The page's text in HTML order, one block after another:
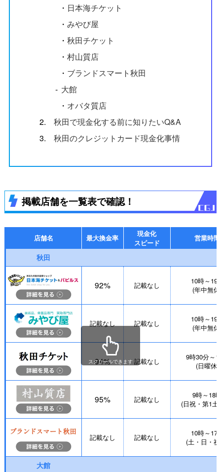
・ 日本海チケット
・みやび屋
・秋田チケット
・村山質店
・ ブランドスマート秋田
‐ 大館
・ オバタ質店
2.
秋田で現金化する前に知りたいQ&A
3.
秋田のクレジットカード現金化事情
掲載店舗を一覧表で確認！
店舗名 最大換金率
現金化
スピード
営業時間
秋田
92% 記載なし
10時～19
(年中無
記載なし 記載なし
10時～19
(年中無
94% 記載なし
9時30分～
(日曜休)
95% 記載なし
9時～18
(日祝・第1土
記載なし 記載なし
10時～17
(土・日・
大館
スクロールできます